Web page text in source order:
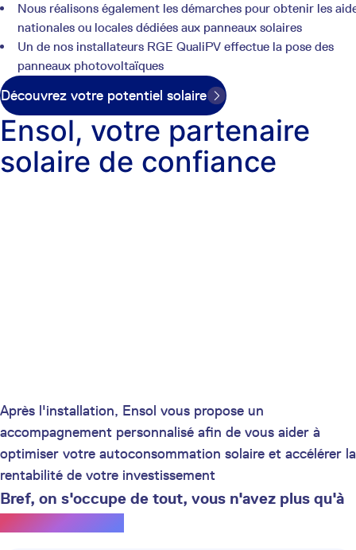
Nous réalisons également les démarches pour obtenir les
nationales ou locales dédiées aux panneaux solaires
Un de nos installateurs RGE QualiPV effectue la pose des
panneaux photovoltaïques
Découvrez votre potentiel solaire
Ensol, votre partenaire
solaire de confiance
Après l'installation, Ensol vous propose un
accompagnement personnalisé afin de vous aider à
optimiser votre autoconsommation solaire et accélérer la
rentabilité de votre investissement
Bref, on s'occupe de tout, vous n'avez plus qu'à
profiter du soleil.